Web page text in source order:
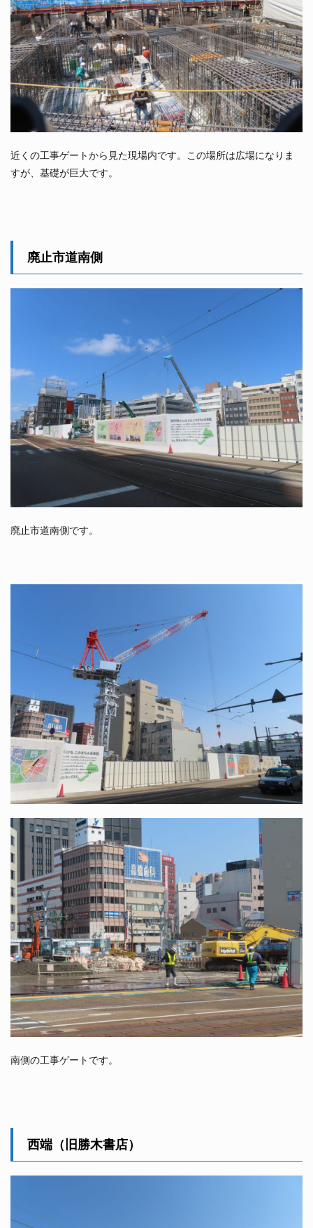
近くの工事ゲートから見た現場内です。この場所は広場になりま
すが、基礎が巨大です。
廃止市道南側
廃止市道南側です。
南側の工事ゲートです。
西端（旧勝木書店）